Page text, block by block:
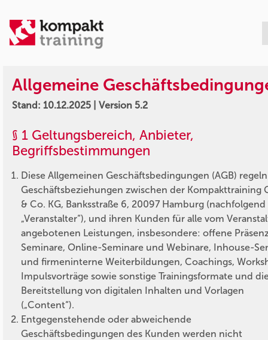
Allgemeine
Stand: 10.12.2025 | Version 5.2
§ 1 Geltungsbereich, Anbieter,
Begriffsbestimmungen
Diese Allgemeinen Geschäftsbedingungen (AGB)
Geschäftsbeziehungen zwischen der Kompakttraining
& Co. KG, Banksstraße 6, 20097 Hamburg (nachfolgend
„Veranstalter“), und ihren Kunden für alle vom
angebotenen Leistungen, insbesondere: offene
Seminare, Online-Seminare und Webinare, Inhouse-
und firmeninterne Weiterbildungen, Coachings,
Impulsvorträge sowie sonstige Trainingsformate und
Bereitstellung von digitalen Inhalten und Vorlagen
(„Content“).
Entgegenstehende oder abweichende
Geschäftsbedingungen des Kunden werden nicht